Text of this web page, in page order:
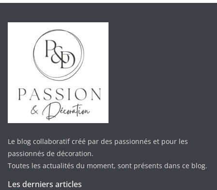
Le blog collaboratif créé par des passionnés et pour les
passionnés de décoration.
Toutes les actualités du moment, sont présents dans ce blog.
Les derniers articles